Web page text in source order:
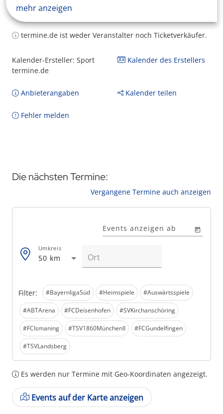
mehr anzeigen
termine.de ist weder Veranstalter noch Ticketverkäufer.
Kalender-Ersteller: Sport
termine.de
Kalender des Erstellers
Anbieterangaben Kalender teilen
Fehler melden
Die nächsten Termine:
Vergangene Termine auch anzeigen
Filter: #BayernligaSüd #Heimspiele #Auswärtsspiele
#ABTArena #FCDeisenhofen #SVKirchanschöring
#FCIsmaning #TSV1860MünchenII #FCGundelfingen
#TSVLandsberg
Events anzeigen ab
50 km
Umkreis
Es werden nur Termine mit Geo-Koordinaten angezeigt.
Events auf der Karte anzeigen